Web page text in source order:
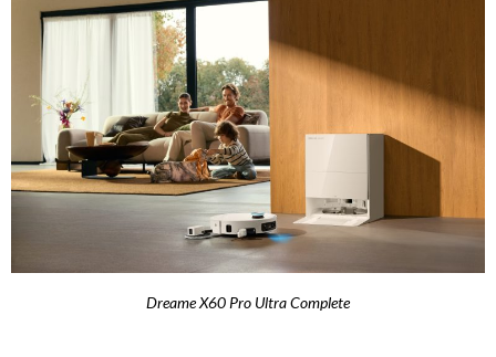
Dreame X60 Pro Ultra Complete